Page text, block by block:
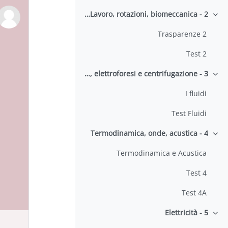
طي 2 - Energia e Lavoro, rotazioni, biomeccanica
Trasparenze 2
Test 2
طي 3 - I fluidi, il sangue come fluido, elettroforesi e centrifugazione
I fluidi
Test Fluidi
طي4 - Termodinamica, onde, acustica
Termodinamica e Acustica
Test 4
Test 4A
طي5 - Elettricità